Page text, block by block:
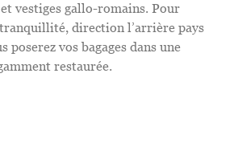
vestiges gallo-romains. Pour
direction l’arrière pays
poserez vos bagages dans une
restaurée.